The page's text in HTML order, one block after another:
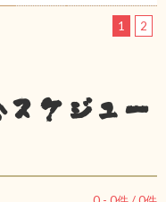
1 2
スケジュー